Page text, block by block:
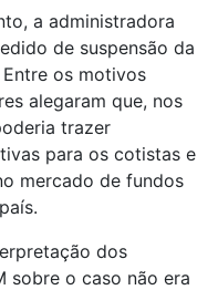
a administradora
de suspensão da
os motivos
alegaram que, nos
trazer
para os cotistas e
mercado de fundos
dos
sobre o caso não era